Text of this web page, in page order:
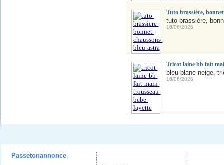
Tuto brassière,
tuto brassière,
16/06/2026
Tricot laine bb fait
bleu blanc neige,
16/06/2026
Passetonannonce